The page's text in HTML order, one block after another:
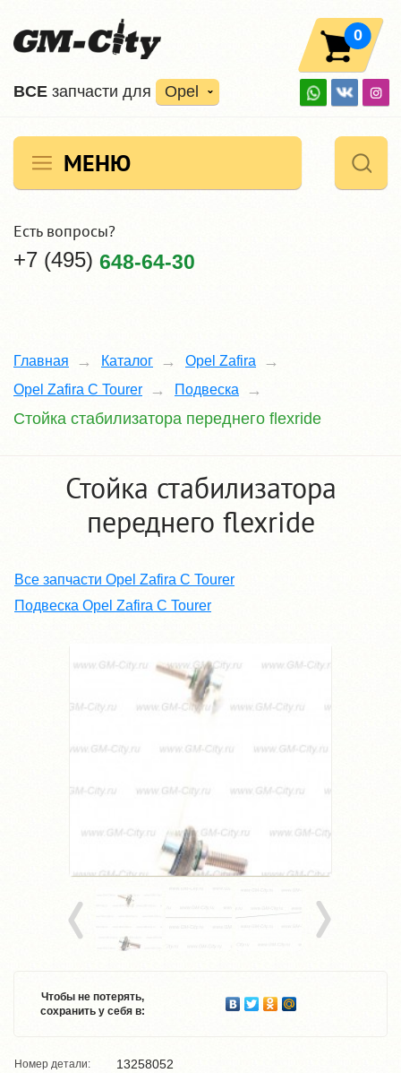
ВCE запчасти для Opel
0
МЕНЮ
Есть вопросы?
+7 (495) 648-64-30
Главная Каталог
Opel Zafira
Opel Zafira C Tourer
Подвеска
Стойка стабилизатора переднего flexride
Стойка стабилизатора
переднего flexride
Все запчасти Opel Zafira C Tourer
Подвеска Opel Zafira C Tourer
Чтобы не потерять,
сохранить у себя в:
Номер детали: 13258052